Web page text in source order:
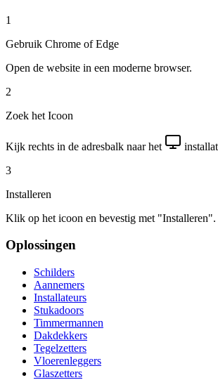
1
Gebruik Chrome of Edge
Open de website in een moderne browser.
2
Zoek het Icoon
Kijk rechts in de adresbalk naar het
3
Installeren
Klik op het icoon en bevestig met "Installeren".
Oplossingen
Schilders
Aannemers
Installateurs
Stukadoors
Timmermannen
Dakdekkers
Tegelzetters
Vloerenleggers
Glaszetters